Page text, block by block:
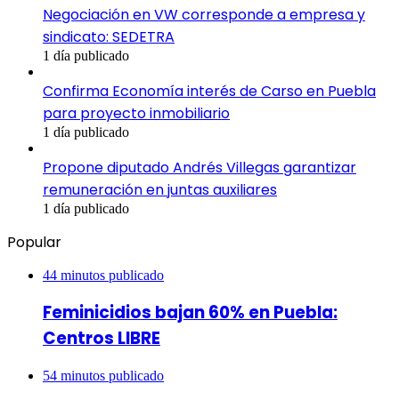
Negociación en VW corresponde a empresa y
sindicato: SEDETRA
1 día publicado
Confirma Economía interés de Carso en Puebla
para proyecto inmobiliario
1 día publicado
Propone diputado Andrés Villegas garantizar
remuneración en juntas auxiliares
1 día publicado
Popular
44 minutos publicado
Feminicidios bajan 60% en Puebla:
Centros LIBRE
54 minutos publicado